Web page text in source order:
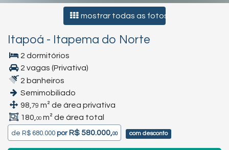
mostrar todas as fotos
Itapoá - Itapema do Norte
2 dormitórios
2 vagas (Privativa)
2 banheiros
Semimobiliado
98, 79 m² de área privativa
180, 00 m² de área total
de R$ 680.000 por R$ 580.000,00 com desconto